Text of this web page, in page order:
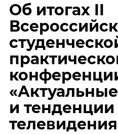
Об итогах II
и тенденции